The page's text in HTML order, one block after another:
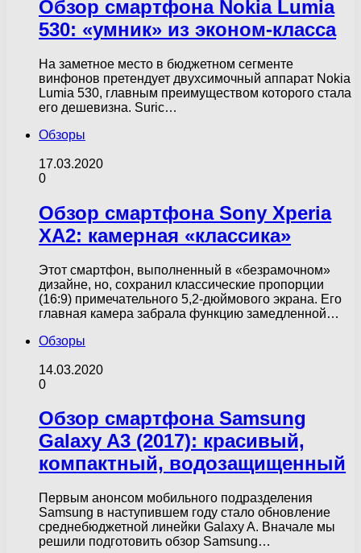
Обзор смартфона Nokia Lumia
530: «умник» из эконом-класса
На заметное место в бюджетном сегменте
винфонов претендует двухсимочный аппарат Nokia
Lumia 530, главным преимуществом которого стала
его дешевизна. Suric…
Обзоры
17.03.2020
0
Обзор смартфона Sony Xperia
XA2: камерная «классика»
Этот смартфон, выполненный в «безрамочном»
дизайне, но, сохранил классические пропорции
(16:9) примечательного 5,2-дюймового экрана. Его
главная камера забрала функцию замедленной…
Обзоры
14.03.2020
0
Обзор смартфона Samsung
Galaxy A3 (2017): красивый,
компактный, водозащищенный
Первым анонсом мобильного подразделения
Samsung в наступившем году стало обновление
среднебюджетной линейки Galaxy A. Вначале мы
решили подготовить обзор Samsung…